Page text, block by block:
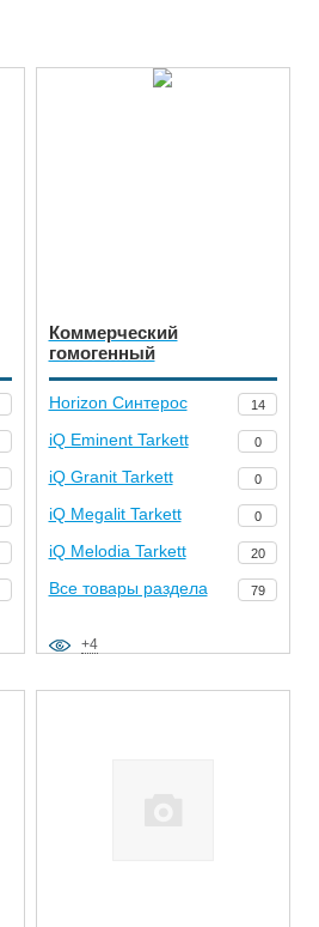
Коммерческий
гомогенный
Horizon Синтерос 14
iQ Eminent Tarkett 0
iQ Granit Tarkett 0
iQ Megalit Tarkett 0
iQ Melodia Tarkett 20
Все товары раздела 79
+4